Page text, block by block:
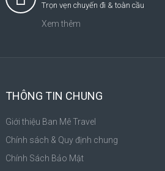
Trọn vẹn chuyến đi & toàn cầu
Xem thêm
THÔNG TIN CHUNG
Giới thiệu Ban Mê Travel
Chính sách & Quy định chung
Chính Sách Bảo Mật